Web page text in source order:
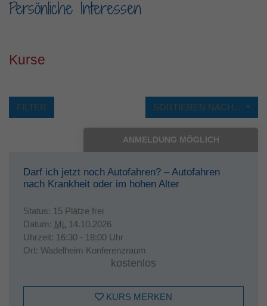
Persönliche Interessen
Kurse
SORTIEREN NACH...
FILTER
ANMELDUNG MÖGLICH
Darf ich jetzt noch Autofahren? – Autofahren
nach Krankheit oder im hohen Alter
Status: 15 Plätze frei
Datum: Mi. 14.10.2026
Uhrzeit: 16:30 - 18:00 Uhr
Ort: Wadelheim Konferenzraum
kostenlos
KURS MERKEN
Laufzeit 1 Jahr
Zweck